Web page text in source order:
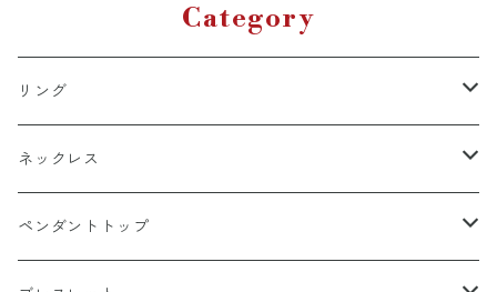
ンク 韓国ファッション ストリ
ト 高級感 ラグジュアリー
Category
リング
k18
15号以上
13号以下
platinum
ネックレス
k18
ペンダントトップ